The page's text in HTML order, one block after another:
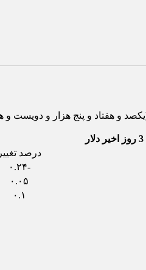
درصد تغییر
-۰.۲۴
۰.۰۵
۰.۱